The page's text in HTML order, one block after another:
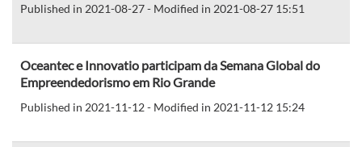
Published in 2021-08-27 - Modified in 2021-08-27 15:51
Oceantec e Innovatio participam da Semana Global do
Empreendedorismo em Rio Grande
Published in 2021-11-12 - Modified in 2021-11-12 15:24